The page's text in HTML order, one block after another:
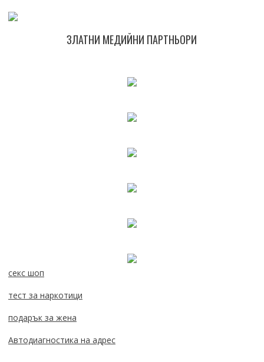
ЗЛАТНИ МЕДИЙНИ ПАРТНЬОРИ
секс шоп
тест за наркотици
подарък за жена
Автодиагностика на адрес